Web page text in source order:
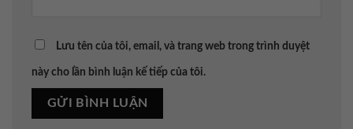
Lưu tên của tôi, email, và trang web trong trình duyệt
này cho lần bình luận kế tiếp của tôi.